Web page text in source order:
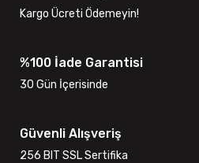
Kargo Ücreti Ödemeyin!
%100 İade Garantisi
30 Gün İçerisinde
Güvenli Alışveriş
256 BIT SSL Sertifika